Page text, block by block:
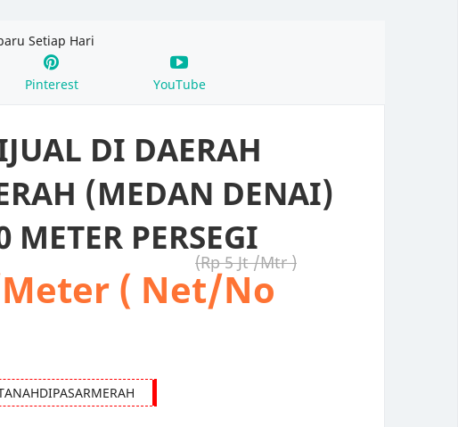
Setiap Hari
Pinterest YouTube
DI DAERAH
(MEDAN DENAI)
METER PERSEGI
Rp 5 Jt /Mtr
Meter ( Net/No